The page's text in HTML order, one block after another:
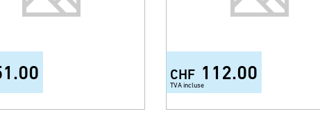
CHF 112.00
TVA incluse